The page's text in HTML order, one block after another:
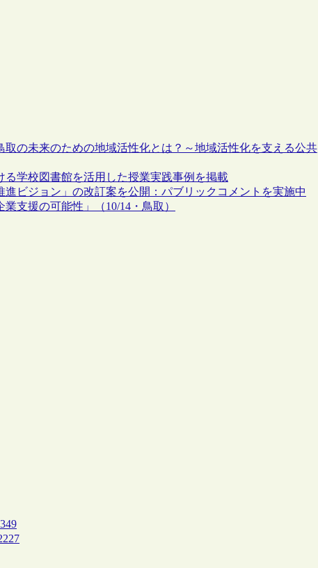
取の未来のための地域活性化とは？～地域活性化を支える公共
学校図書館を活用した授業実践事例を掲載
ビジョン」の改訂案を公開：パブリックコメントを実施中
支援の可能性」（10/14・鳥取）